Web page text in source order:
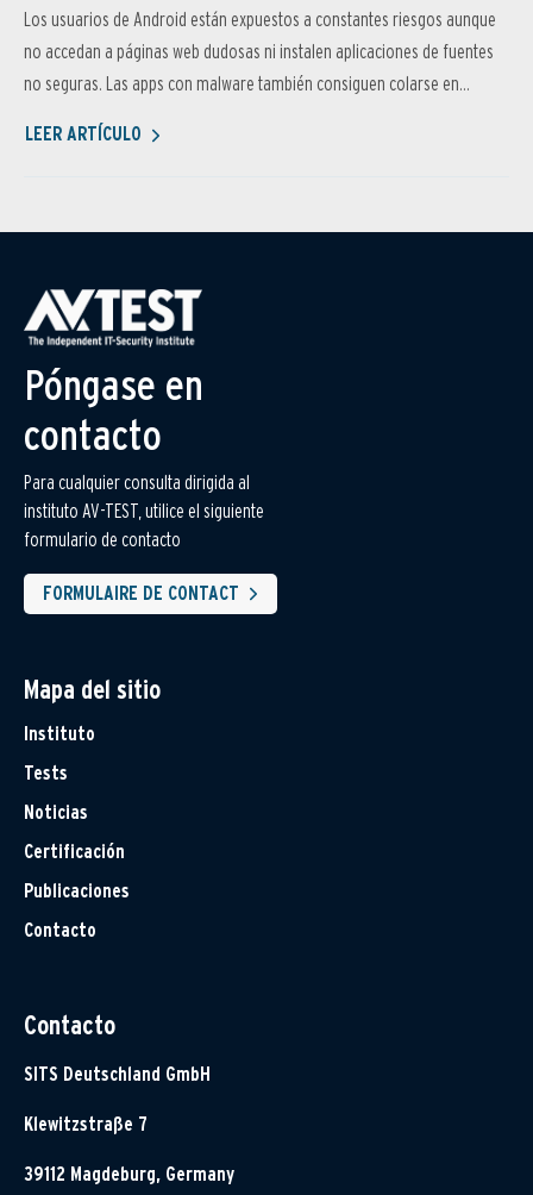
Los usuarios de Android están expuestos a constantes riesgos aunque
no accedan a páginas web dudosas ni instalen aplicaciones de fuentes
no seguras. Las apps con malware también consiguen colarse en...
LEER ARTÍCULO
Póngase en
contacto
Para cualquier consulta dirigida al
instituto AV-TEST, utilice el siguiente
formulario de contacto
FORMULAIRE DE CONTACT
Mapa del sitio
Instituto
Tests
Noticias
Certificación
Publicaciones
Contacto
Contacto
SITS Deutschland GmbH
Klewitzstraße 7
39112 Magdeburg, Germany